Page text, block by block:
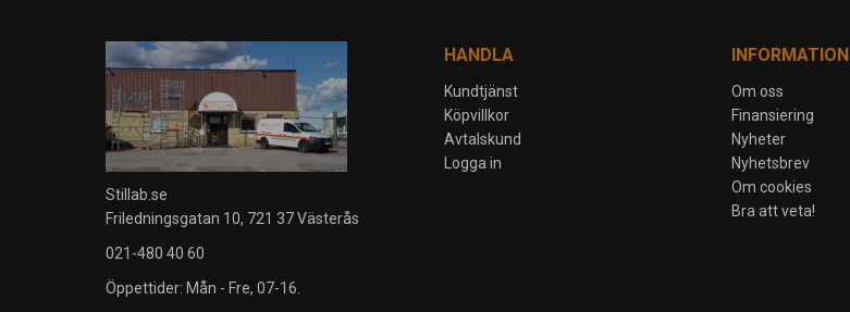
Stillab.se
Friledningsgatan 10, 721 37 Västerås
021-480 40 60
Öppettider: Mån - Fre, 07-16.
HANDLA
Kundtjänst
Köpvillkor
Avtalskund
Logga in
INFORMATION
Om oss
Finansiering
Nyheter
Nyhetsbrev
Om cookies
Bra att veta!